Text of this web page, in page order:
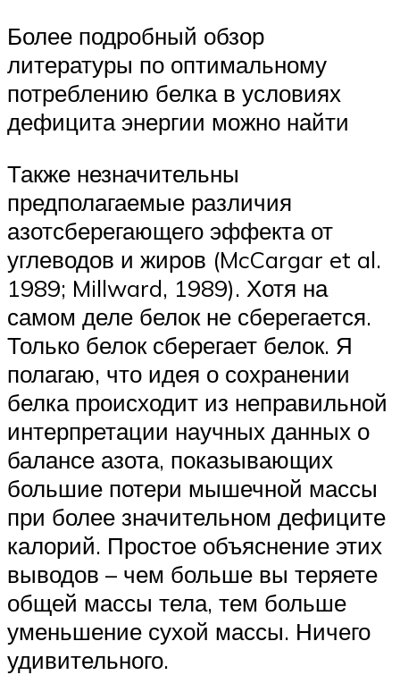
Более подробный обзор
литературы по оптимальному
потреблению белка в условиях
дефицита энергии можно найти
Также незначительны
предполагаемые различия
азотсберегающего эффекта от
углеводов и жиров (McCargar et al.
1989; Millward, 1989). Хотя на
самом деле белок не сберегается.
Только белок сберегает белок. Я
полагаю, что идея о сохранении
белка происходит из неправильной
интерпретации научных данных о
балансе азота, показывающих
большие потери мышечной массы
при более значительном дефиците
калорий. Простое объяснение этих
выводов – чем больше вы теряете
общей массы тела, тем больше
уменьшение сухой массы. Ничего
удивительного.